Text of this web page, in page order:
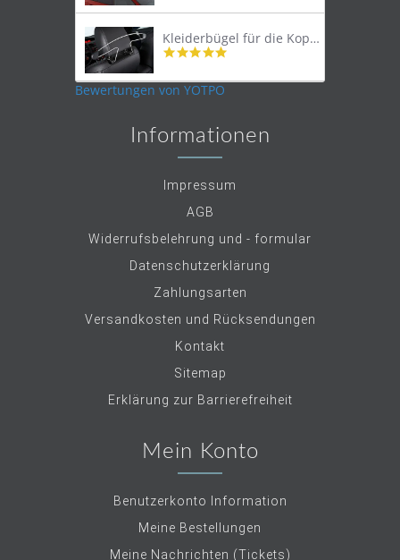
rating
Kleiderbügel für die Kopfstütze
4.9
rating
Bewertungen von YOTPO
Informationen
Impressum
AGB
Widerrufsbelehrung und - formular
Datenschutzerklärung
Zahlungsarten
Versandkosten und Rücksendungen
Kontakt
Sitemap
Erklärung zur Barrierefreiheit
Mein Konto
Benutzerkonto Information
Meine Bestellungen
Meine Nachrichten (Tickets)